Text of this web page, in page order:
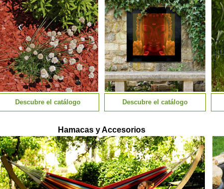
Descubre el catálogo Descubre el catálogo
Hamacas y Accesorios